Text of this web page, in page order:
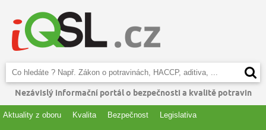
Nezávislý informační portál o bezpečnosti a kvalitě potravin
Aktuality z oboru Kvalita Bezpečnost Legislativa